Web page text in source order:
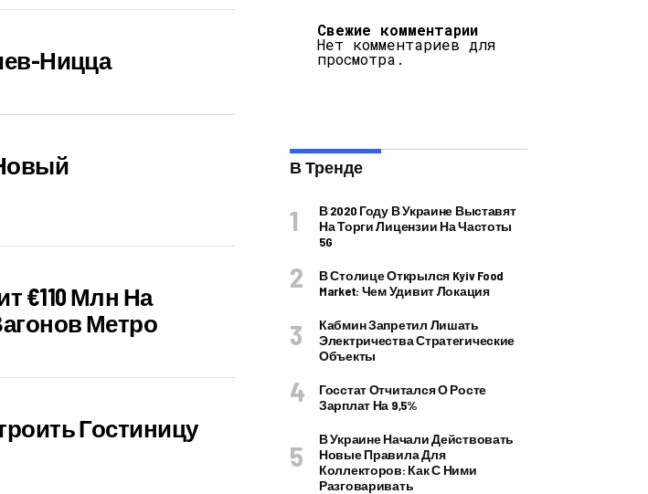
Ницца
€110 Млн На
Метро
Гостиницу
Свежие комментарии
Нет комментариев для
просмотра.
В Тренде
В 2020 Году В Украине Выставят
На Торги Лицензии На Частоты
5G
В Столице Открылся Kyiv Food
Market: Чем Удивит Локация
Кабмин Запретил Лишать
Электричества Стратегические
Объекты
Госстат Отчитался О Росте
Зарплат На 9,5%
В Украине Начали Действовать
Новые Правила Для
Коллекторов: Как С Ними
Разговаривать